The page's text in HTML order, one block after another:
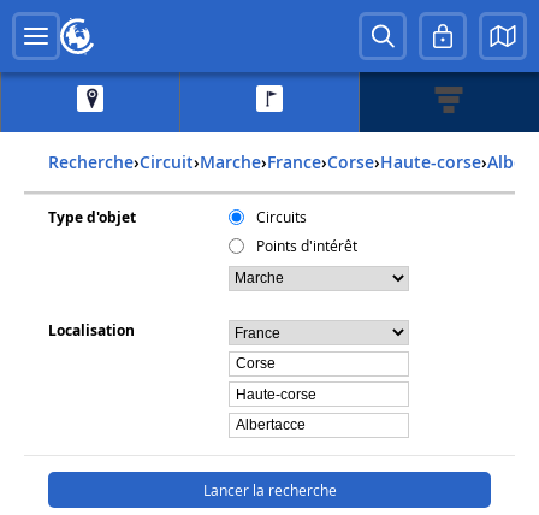
Recherche› Circuit› Marche› france› corse› haute-corse›
Type d'objet
Circuits
Points d'intérêt
Localisation